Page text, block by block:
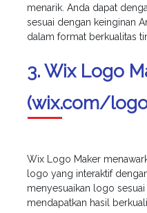
menarik. Anda dapat
sesuai dengan keinginan
dalam format berkualitas
3. Wix Logo
(wix.com/
Wix Logo Maker
logo yang interaktif
menyesuaikan logo
mendapatkan hasil